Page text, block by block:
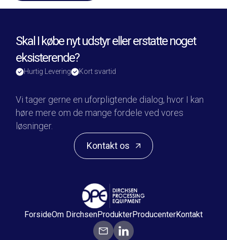
Skal I købe nyt udstyr eller erstatte noget
eksisterende?
Hurtig Levering Kort svartid
Vi tager gerne en uforpligtende dialog, hvor I kan
høre mere om de mange fordele ved vores
løsninger.
Kontakt os
ForsideOm DirchsenProdukterProducenterKontakt